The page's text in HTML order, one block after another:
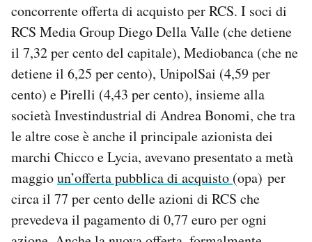
concorrente offerta di acquisto per RCS. I soci di
RCS Media Group Diego Della Valle (che detiene
il 7,32 per cento del capitale), Mediobanca (che ne
detiene il 6,25 per cento), UnipolSai (4,59 per
cento) e Pirelli (4,43 per cento), insieme alla
società Investindustrial di Andrea Bonomi, che tra
le altre cose è anche il principale azionista dei
marchi Chicco e Lycia, avevano presentato a metà
maggioun’offerta pubblica di acquisto (opa) per
circa il 77 per cento delle azioni di RCS che
prevedeva il pagamento di 0,77 euro per ogni